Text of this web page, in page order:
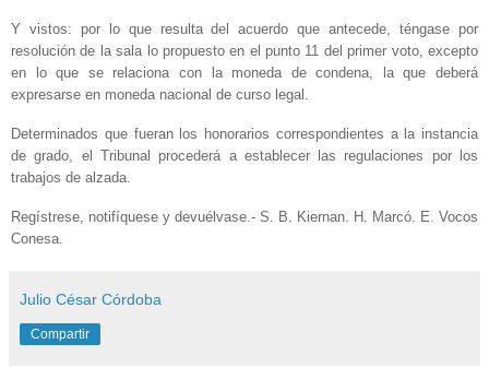
Y vistos: por lo que resulta del acuerdo que antecede, téngase por
resolución de la sala lo propuesto en el punto 11 del primer voto, excepto
en lo que se relaciona con la moneda de condena, la que deberá
expresarse en moneda nacional de curso legal.
Determinados que fueran los honorarios correspondientes a la instancia
de grado, el Tribunal procederá a establecer las regulaciones por los
trabajos de alzada.
Regístrese, notifíquese y devuélvase.- S. B. Kiernan. H. Marcó. E. Vocos
Conesa.
Julio César Córdoba
Compartir